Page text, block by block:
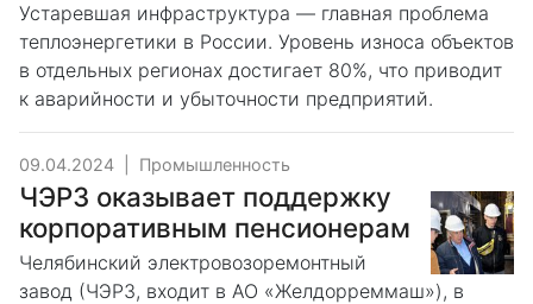
Устаревшая инфраструктура — главная проблема
теплоэнергетики в России. Уровень износа объектов
в отдельных регионах достигает 80%, что приводит
к аварийности и убыточности предприятий.
09.04.2024 Промышленность
ЧЭРЗ оказывает поддержку
корпоративным пенсионерам
Челябинский электровозоремонтный
завод (ЧЭРЗ, входит в АО «Желдорреммаш»), в